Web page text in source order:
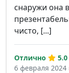
снаружи она
чисто, [...]
Отлично
5.0
6 февраля 2024